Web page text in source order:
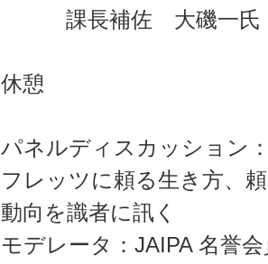
課長補佐 大磯一氏
休憩
パネルディスカッション
フレッツに頼る生き方、
動向を識者に訊く
モデレータ：JAIPA 名誉